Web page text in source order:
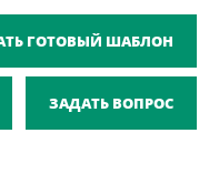
ГОТОВЫЙ ШАБЛОН
ЗАДАТЬ ВОПРОС